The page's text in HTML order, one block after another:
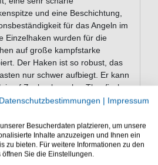
und eine Beschichtung,
für das Angeln im
Einzelhaken wurden für die
auf große kampfstarke
Der Haken ist so robust, das
nur schwer aufbiegt. Er kann
auf Zackenbarsche, Thunfische
des Meeres genutzt
BKK Puka Livebait
Datenschutzbestimmungen | Impressum
Besucherdaten platzieren, um unsere
Inhalte anzuzeigen und Ihnen ein
zu bieten. Für weitere Informationen zu den
Sie die Einstellungen.